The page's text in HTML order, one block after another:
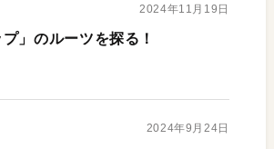
2024年11月19日
」のルーツを探る！
2024年9月24日